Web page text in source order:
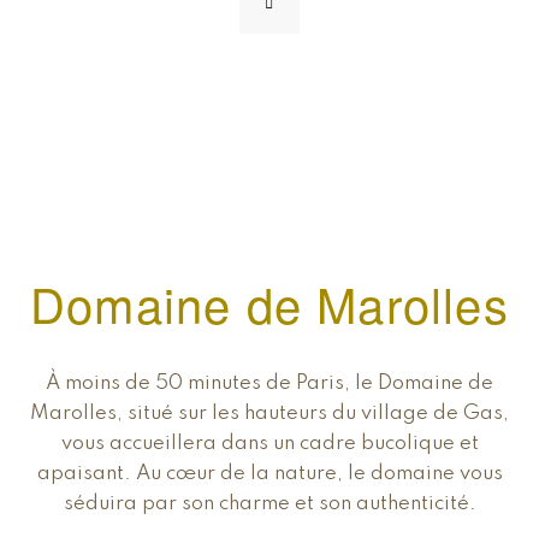
Domaine de Marolles
À moins de 50 minutes de Paris, le Domaine de
Marolles, situé sur les hauteurs du village de Gas,
vous accueillera dans un cadre bucolique et
apaisant. Au cœur de la nature, le domaine vous
séduira par son charme et son authenticité.